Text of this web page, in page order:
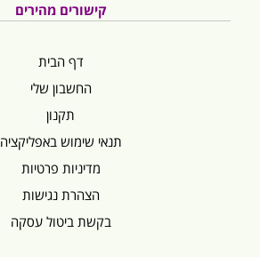
קישורים מהירים
דף הבית
החשבון שלי
תקנון
תנאי שימוש באפליקציה
מדיניות פרטיות
הצהרת נגישות
בקשת ביטול עסקה